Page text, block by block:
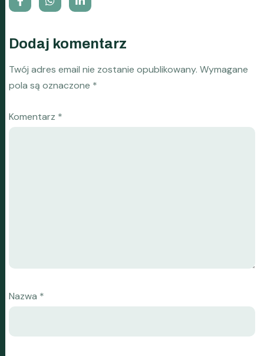
Dodaj komentarz
Twój adres email nie zostanie opublikowany. Wymagane
pola są oznaczone *
Komentarz *
Nazwa *